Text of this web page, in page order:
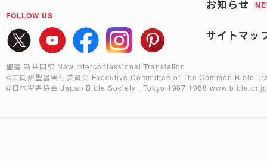
FOLLOW US
お知らせ
サイトマッ
聖書 新共同訳 New Interconfessional Translation
©共同訳聖書実行委員会 Executive Committee of The Common Bible
©日本聖書協会 Japan Bible Society , Tokyo 1987,1988www.bible.or.jp